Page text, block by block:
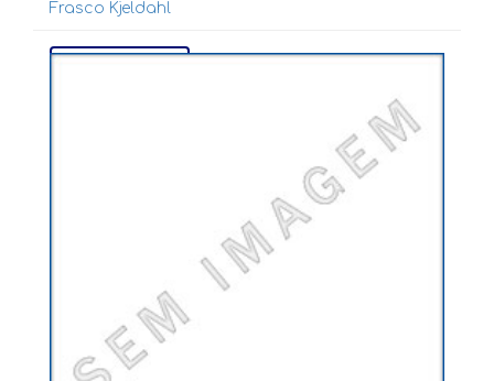
Frasco Kjeldahl
Ver mais...